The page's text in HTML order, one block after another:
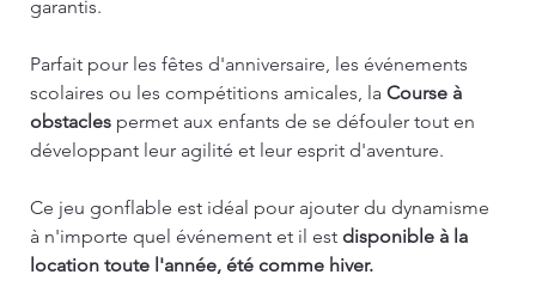
garantis.
Parfait pour les fêtes d'anniversaire, les événements
scolaires ou les compétitions amicales, la Course à
obstacles permet aux enfants de se défouler tout en
développant leur agilité et leur esprit d'aventure.
Ce jeu gonflable est idéal pour ajouter du dynamisme
à n'importe quel événement et il est disponible à la
location toute l'année, été comme hiver.